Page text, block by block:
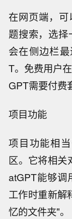
在网页端，
题搜索，选
会在侧边栏
T。免费用户
GPT需要付费
项目功能
项目功能相
区。它将相关
atGPT能够调
工作时重新解
忆的文件夹"。